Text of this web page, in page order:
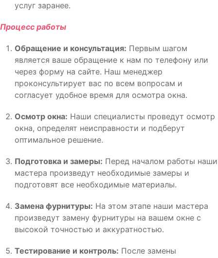
услуг заранее.
Процесс работы
Обращение и консультация: Первым шагом
является ваше обращение к нам по телефону или
через форму на сайте. Наш менеджер
проконсультирует вас по всем вопросам и
согласует удобное время для осмотра окна.
Осмотр окна: Наши специалисты проведут осмотр
окна, определят неисправности и подберут
оптимальное решение.
Подготовка и замеры: Перед началом работы наши
мастера произведут необходимые замеры и
подготовят все необходимые материалы.
Замена фурнитуры: На этом этапе наши мастера
произведут замену фурнитуры на вашем окне с
высокой точностью и аккуратностью.
Тестирование и контроль: После замены